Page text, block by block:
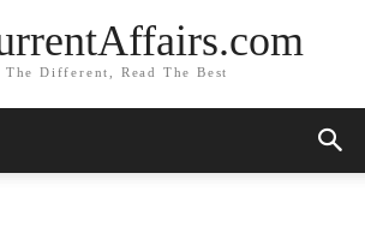
The Different, Read The Best